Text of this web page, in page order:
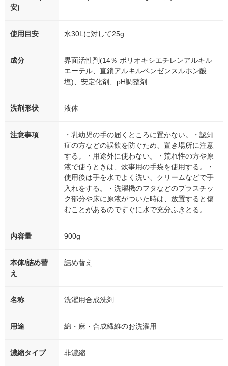
安)
使用目安 水30Lに対して25g
成分
界面活性剤(14％ ポリオキシエチレンアルキル
エーテル、直鎖アルキルベンゼンスルホン酸
塩)、安定化剤、pH調整剤
洗剤形状 液体
注意事項
・乳幼児の手の届くところに置かない。・認知
症の方などの誤飲を防ぐため、置き場所に注意
する。・用途外に使わない。・荒れ性の方や原
液で使うときは、炊事用の手袋を使用する。・
使用後は手を水でよく洗い、クリームなどで手
入れをする。・洗濯機のフタなどのプラスチッ
ク部分や床に原液がついた時は、放置すると傷
むことがあるのですぐに水で充分ふきとる。
内容量 900g
本体/詰め替
え
詰め替え
名称 洗濯用合成洗剤
用途 綿・麻・合成繊維のお洗濯用
濃縮タイプ 非濃縮